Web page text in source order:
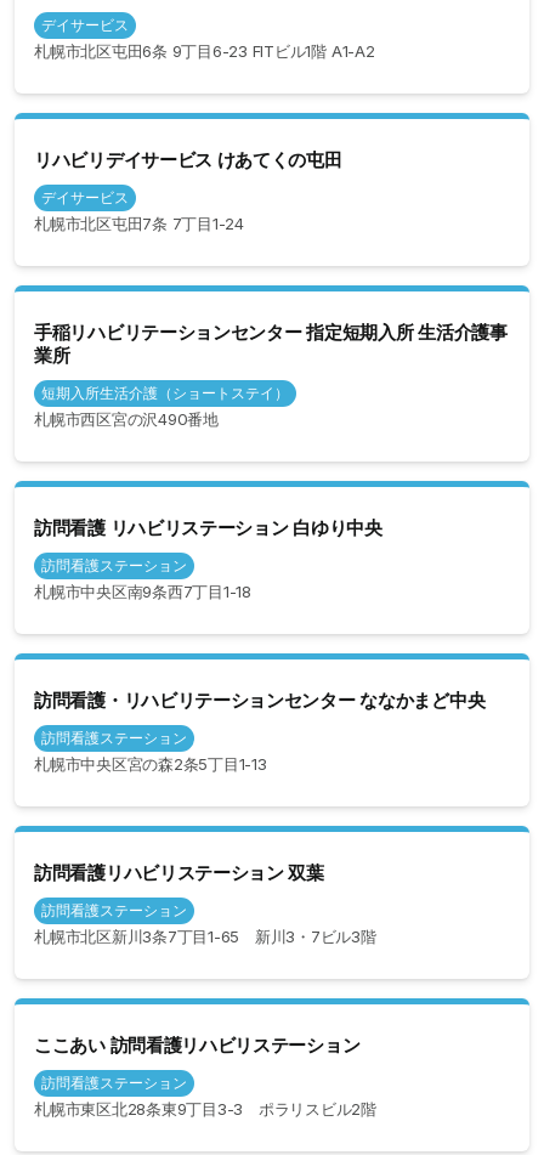
デイサービス
札幌市北区屯田6条 9丁目6-23 FITビル1階 A1-A2
リハビリデイサービス けあてくの屯田
デイサービス
札幌市北区屯田7条 7丁目1-24
手稲リハビリテーションセンター 指定短期入所 生活介護事
業所
短期入所生活介護（ショートステイ）
札幌市西区宮の沢490番地
訪問看護 リハビリステーション 白ゆり中央
訪問看護ステーション
札幌市中央区南9条西7丁目1-18
訪問看護・リハビリテーションセンター ななかまど中央
訪問看護ステーション
札幌市中央区宮の森2条5丁目1-13
訪問看護リハビリステーション 双葉
訪問看護ステーション
札幌市北区新川3条7丁目1-65 新川3・7ビル3階
ここあい 訪問看護リハビリステーション
訪問看護ステーション
札幌市東区北28条東9丁目3-3 ポラリスビル2階